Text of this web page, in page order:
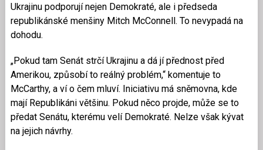
Ukrajinu podporují nejen Demokraté, ale i předseda
republikánské menšiny Mitch McConnell. To nevypadá na
dohodu.
„Pokud tam Senát strčí Ukrajinu a dá jí přednost před
Amerikou, způsobí to reálný problém,“ komentuje to
McCarthy, a ví o čem mluví. Iniciativu má sněmovna, kde
mají Republikáni většinu. Pokud něco projde, může se to
předat Senátu, kterému velí Demokraté. Nelze však kývat
na jejich návrhy.